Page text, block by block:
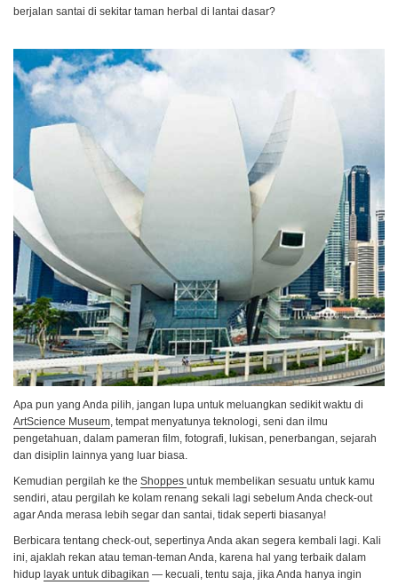
berjalan santai di sekitar taman herbal di lantai dasar?
Apa pun yang Anda pilih, jangan lupa untuk meluangkan sedikit waktu di
ArtScience Museum , tempat menyatunya teknologi, seni dan ilmu
pengetahuan, dalam pameran film, fotografi, lukisan, penerbangan, sejarah
dan disiplin lainnya yang luar biasa.
Kemudian pergilah ke the Shoppes untuk membelikan sesuatu untuk kamu
sendiri, atau pergilah ke kolam renang sekali lagi sebelum Anda check-out
agar Anda merasa lebih segar dan santai, tidak seperti biasanya!
Berbicara tentang check-out, sepertinya Anda akan segera kembali lagi. Kali
ini, ajaklah rekan atau teman-teman Anda, karena hal yang terbaik dalam
hidup layak untuk dibagikan — kecuali, tentu saja, jika Anda hanya ingin